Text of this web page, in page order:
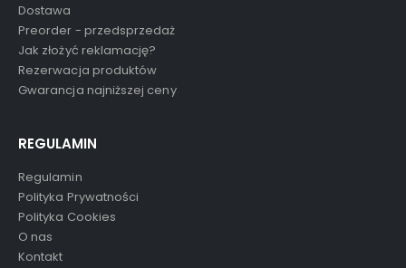
Dostawa
Preorder - przedsprzedaż
Jak złożyć reklamację?
Rezerwacja produktów
Gwarancja najniższej ceny
REGULAMIN
Regulamin
Polityka Prywatności
Polityka Cookies
O nas
Kontakt